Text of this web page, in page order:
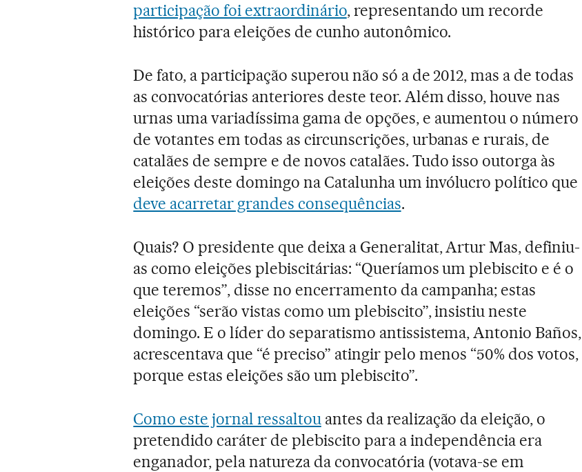
participação foi extraordinário, representando um recorde
histórico para eleições de cunho autonômico.
De fato, a participação superou não só a de 2012, mas a de todas
as convocatórias anteriores deste teor. Além disso, houve nas
urnas uma variadíssima gama de opções, e aumentou o número
de votantes em todas as circunscrições, urbanas e rurais, de
catalães de sempre e de novos catalães. Tudo isso outorga às
eleições deste domingo na Catalunha um invólucro político que
deve acarretar grandes consequências.
Quais? O presidente que deixa a Generalitat, Artur Mas, definiu-
as como eleições plebiscitárias: “Queríamos um plebiscito e é o
que teremos”, disse no encerramento da campanha; estas
eleições “serão vistas como um plebiscito”, insistiu neste
domingo. E o líder do separatismo antissistema, Antonio Baños,
acrescentava que “é preciso” atingir pelo menos “50% dos votos,
porque estas eleições são um plebiscito”.
Como este jornal ressaltouantes da realização da eleição, o
pretendido caráter de plebiscito para a independência era
enganador, pela natureza da convocatória (votava-se em